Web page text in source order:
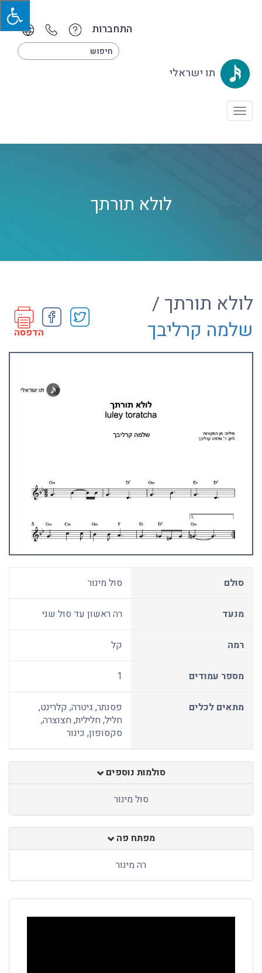
התחברות
תו ישראלי
Toggle
לולא תורתך
לולא תורתך /
שלמה קרליבך
הדפסה
סולם סול מינור
מנעד רה ראשון עד סול שני
רמה קל
מספר עמודים 1
מתאים לכלים
פסנתר, גיטרה, קלרינט,
חליל, חלילית, חצוצרה,
סקסופון, כינור
סולמות נוספים
סול מינור
מפתח פה
רה מינור